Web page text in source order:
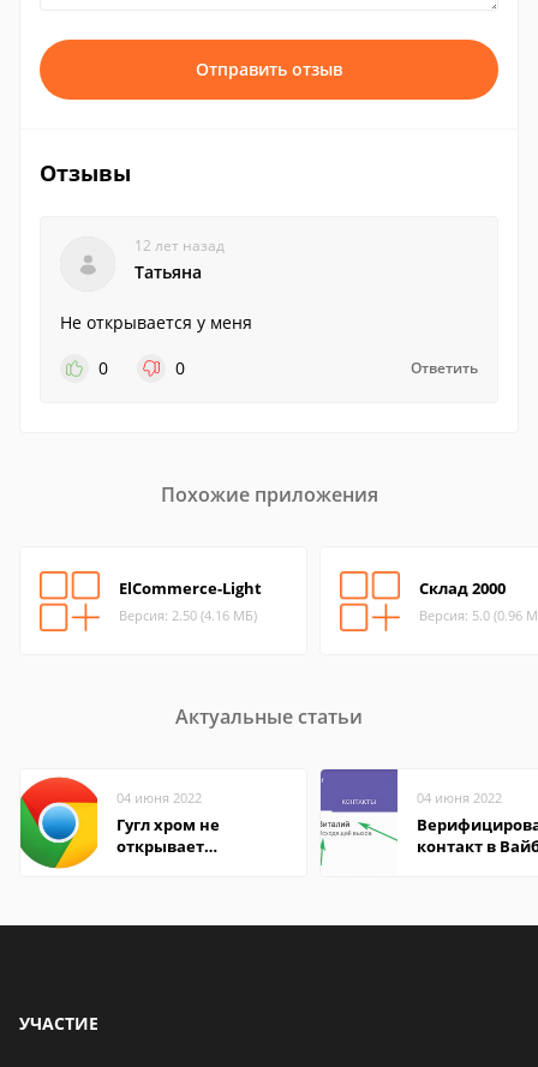
Отправить отзыв
Отзывы
12 лет назад
Татьяна
Не открывается у меня
0
0 Ответить
Похожие приложения
ElCommerce-Light
Версия: 2.50 (4.16 МБ)
Склад 2000
Версия: 5.0 (0.96
Актуальные статьи
04 июня 2022
Гугл хром не
открывает
04 июня 2022
контакт в
УЧАСТИЕ